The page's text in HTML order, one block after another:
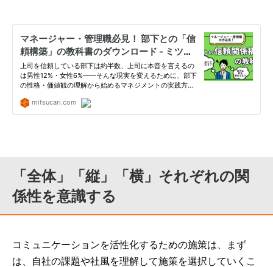
「全体」「縦」「横」それぞれの関
係性を意識する
コミュニケーションを活性化するための施策は、まず
は、自社の課題や社風を理解して施策を選択していくこ